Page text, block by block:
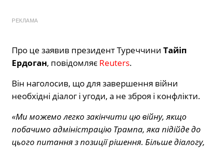
РЕКЛАМА
Про це заявив президент Туреччини Тайіп
Ердоган, повідомляє Reuters.
Він наголосив, що для завершення війни
необхідні діалог і угоди, а не зброя і конфлікти.
«Ми можемо легко закінчити цю війну, якщо
побачимо адміністрацію Трампа, яка підійде до
цього питання з позиції рішення. Більше діалогу,